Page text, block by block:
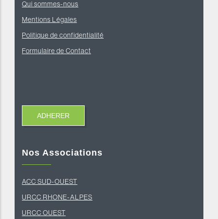
Qui sommes-nous
Mentions Légales
Politique de confidentialité
Formulaire de Contact
Nos Associations
ACC SUD-OUEST
URCC RHONE-ALPES
URCC OUEST